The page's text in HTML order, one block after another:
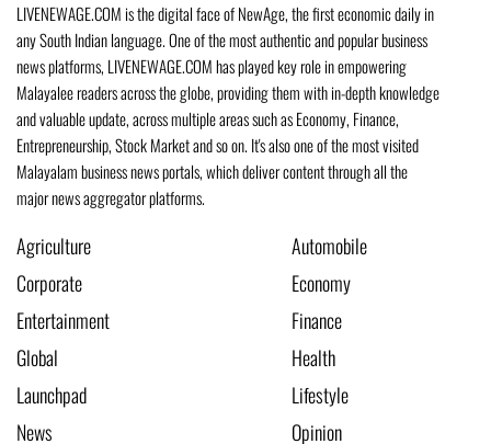
LIVENEWAGE.COM is the digital face of NewAge, the first economic daily in
any South Indian language. One of the most authentic and popular business
news platforms, LIVENEWAGE.COM has played key role in empowering
Malayalee readers across the globe, providing them with in-depth knowledge
and valuable update, across multiple areas such as Economy, Finance,
Entrepreneurship, Stock Market and so on. It's also one of the most visited
Malayalam business news portals, which deliver content through all the
major news aggregator platforms.
Agriculture
Automobile
Corporate
Economy
Entertainment
Finance
Global
Health
Launchpad
Lifestyle
News
Opinion